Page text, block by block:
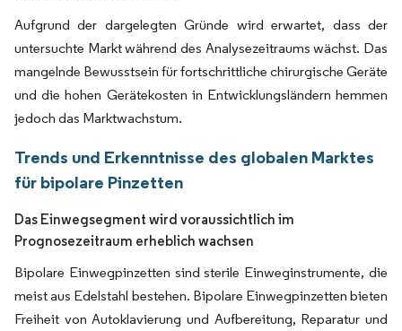
Aufgrund der dargelegten Gründe wird erwartet, dass der
untersuchte Markt während des Analysezeitraums wächst. Das
mangelnde Bewusstsein für fortschrittliche chirurgische Geräte
und die hohen Gerätekosten in Entwicklungsländern hemmen
jedoch das Marktwachstum.
Trends und Erkenntnisse des globalen Marktes
für bipolare Pinzetten
Das Einwegsegment wird voraussichtlich im
Prognosezeitraum erheblich wachsen
Bipolare Einwegpinzetten sind sterile Einweginstrumente, die
meist aus Edelstahl bestehen. Bipolare Einwegpinzetten bieten
Freiheit von Autoklavierung und Aufbereitung, Reparatur und